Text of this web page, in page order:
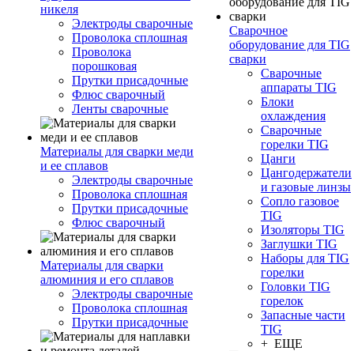
никеля
Электроды сварочные
Проволока сплошная
Проволока
порошковая
Прутки присадочные
Флюс сварочный
Ленты сварочные
Материалы для сварки меди
и ее сплавов
Электроды сварочные
Проволока сплошная
Прутки присадочные
Флюс сварочный
Материалы для сварки
алюминия и его сплавов
Электроды сварочные
Проволока сплошная
Прутки присадочные
Сварочное
оборудование для TIG
сварки
Сварочные
аппараты TIG
Блоки
охлаждения
Сварочные
горелки TIG
Цанги
Цангодержатели
и газовые линзы
Сопло газовое
TIG
Изоляторы TIG
Заглушки TIG
Наборы для TIG
горелки
Головки TIG
горелок
Запасные части
TIG
+ ЕЩЕ